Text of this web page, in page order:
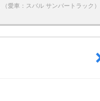
（愛車：スバル サンバートラック）